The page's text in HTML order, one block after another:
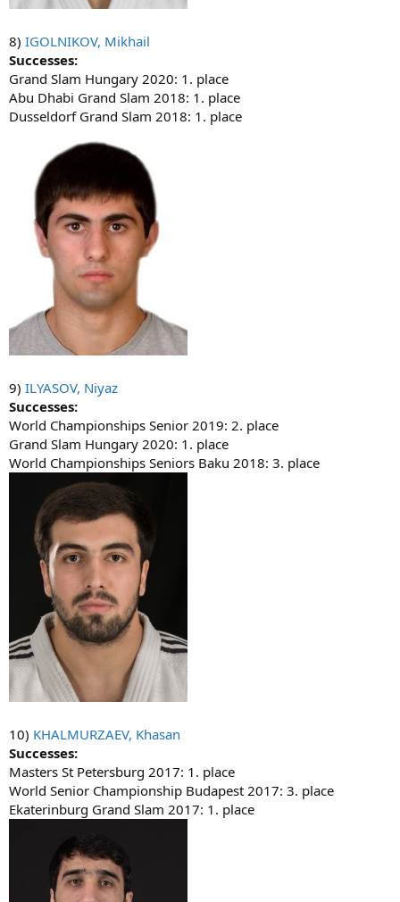
8) IGOLNIKOV, Mikhail
Successes:
Grand Slam Hungary 2020: 1. place
Abu Dhabi Grand Slam 2018: 1. place
Dusseldorf Grand Slam 2018: 1. place
9) ILYASOV, Niyaz
Successes:
World Championships Senior 2019: 2. place
Grand Slam Hungary 2020: 1. place
World Championships Seniors Baku 2018: 3. place
10) KHALMURZAEV, Khasan
Successes:
Masters St Petersburg 2017: 1. place
World Senior Championship Budapest 2017: 3. place
Ekaterinburg Grand Slam 2017: 1. place